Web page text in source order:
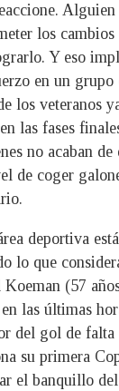
los cambios
Y eso
en un grupo
los veteranos
las fases
no acaban
de coger
deportiva
lo que
(57
las últimas
del gol de falta
su primera
el banquillo